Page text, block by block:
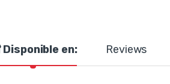
Disponible en: Reviews